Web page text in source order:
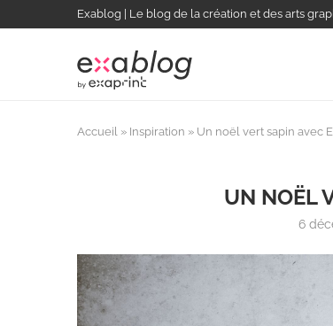
Exablog | Le blog de la création et des arts
Accueil » Inspiration » Un noël vert sapin avec
UN NOËL
6